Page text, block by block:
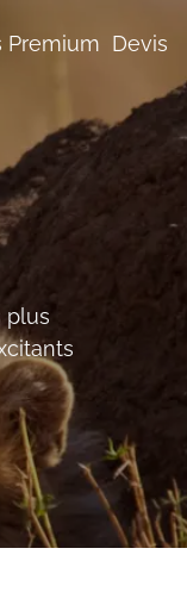
Premium Devis
plus